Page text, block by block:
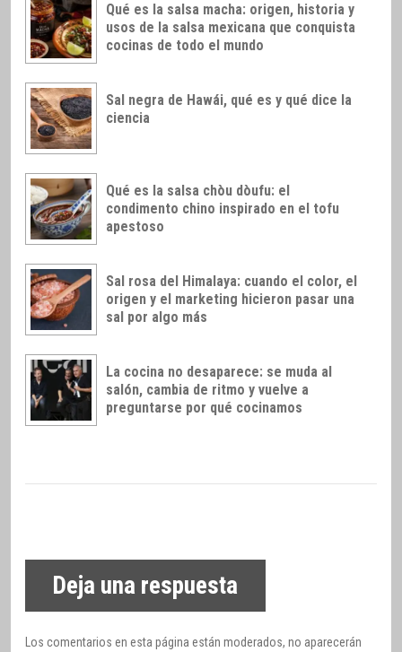
Qué es la salsa macha: origen, historia y
usos de la salsa mexicana que conquista
cocinas de todo el mundo
Sal negra de Hawái, qué es y qué dice la
ciencia
Qué es la salsa chòu dòufu: el
condimento chino inspirado en el tofu
apestoso
Sal rosa del Himalaya: cuando el color, el
origen y el marketing hicieron pasar una
sal por algo más
La cocina no desaparece: se muda al
salón, cambia de ritmo y vuelve a
preguntarse por qué cocinamos
Deja una respuesta
Los comentarios en esta página están moderados, no aparecerán